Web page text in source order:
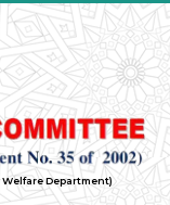
Department)